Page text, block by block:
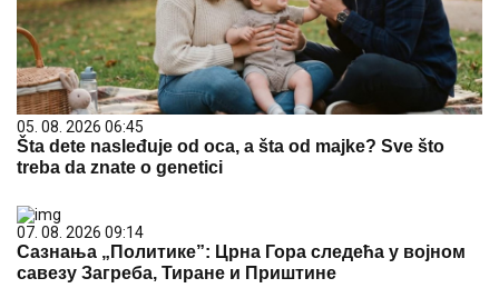
05. 08. 2026 06:45
Šta dete nasleđuje od oca, a šta od majke? Sve što
treba da znate o genetici
07. 08. 2026 09:14
Сазнања „Политике”: Црна Гора следећа у војном
савезу Загреба, Тиране и Приштине